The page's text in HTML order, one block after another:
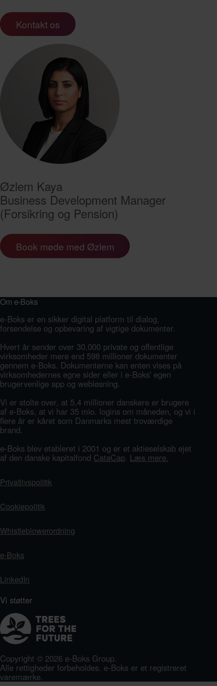
Kontakt os
Øzlem Kaya
Business Development Manager
(Forsikring og Pension)
Book møde med Øzlem
Om e-Boks
e-Boks er en sikker digital platform til dialog,
forsendelse og opbevaring af vigtige dokumenter.
Hvert år sender over 30.000 private og offentlige
virksomheder mere end 598 millioner dokumenter
gennem e-Boks. Dokumenterne kan enten vises på
virksomhedernes egne sider eller i e-Boks' egen
brugervenlige app og webløsning.
Vi er stolte over, at 5,4 millioner danskere er brugere
af e-Boks, at vi har 35 mio. logins om måneden, og vi i
flere år er kåret som Danmarks mest troværdige
brand.
e-Boks blev etableret i 2001 og er et aktieselskab ejet
af den danske kapitalfond CataCap. Læs mere.
Privatlivspolitik
Cookiepolitik
Whistleblowerordning
e-Boks
LinkedIn
Vi støtter
Copyright © 2026 e-Boks Group.
Alle rettigheder forbeholdes. e-Boks er et registreret
varemærke.